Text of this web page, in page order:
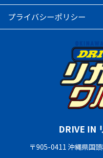
プライバシーポリシー
DRIVE IN
〒905-0411 沖縄県国